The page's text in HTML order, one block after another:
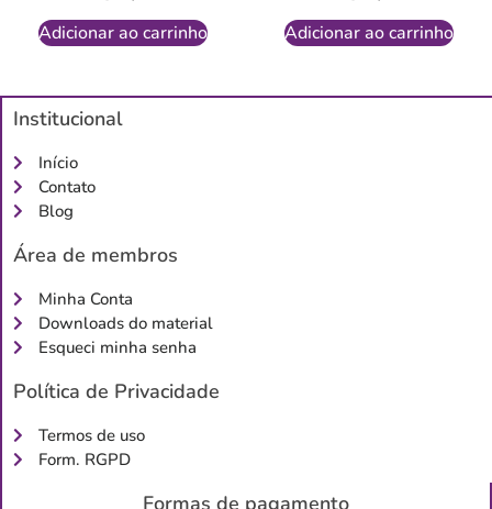
Adicionar ao carrinho Adicionar ao carrinho
Institucional
Início
Contato
Blog
Área de membros
Minha Conta
Downloads do material
Esqueci minha senha
Política de Privacidade
Termos de uso
Form. RGPD
Formas de pagamento